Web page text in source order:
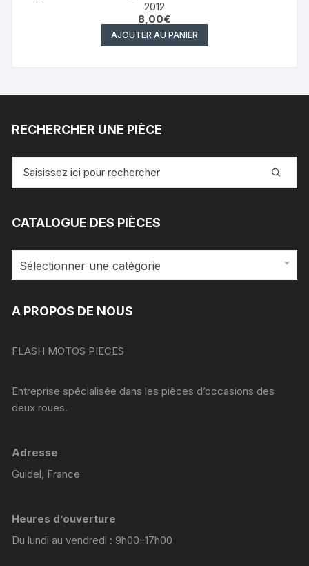
2012
8,00€
AJOUTER AU PANIER
RECHERCHER UNE PIÈCE
pour
CATALOGUE DES PIÈCES
Sélectionner une catégorie
A PROPOS DE NOUS
FLASH MOTOS PIECES
Entreprise spécialisée dans les pièces d’occasions des
deux roues.
Adresse
Guidel, France
Heures d’ouverture
Du lundi au vendredi : 9h00–17h00